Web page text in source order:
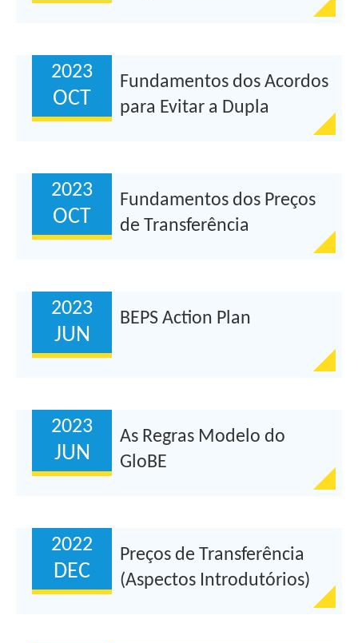
2023
OCT
Fundamentos dos Acordos
para Evitar a Dupla
2023
OCT
Fundamentos dos Preços
de Transferência
2023
JUN
BEPS Action Plan
2023
JUN
As Regras Modelo do
GloBE
2022
DEC
Preços de Transferência
(Aspectos Introdutórios)